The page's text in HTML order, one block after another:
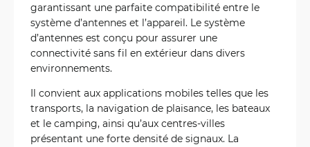
garantissant une parfaite compatibilité entre le
système d’antennes et l’appareil. Le système
d’antennes est conçu pour assurer une
connectivité sans fil en extérieur dans divers
environnements.
Il convient aux applications mobiles telles que les
transports, la navigation de plaisance, les bateaux
et le camping, ainsi qu’aux centres-villes
présentant une forte densité de signaux. La